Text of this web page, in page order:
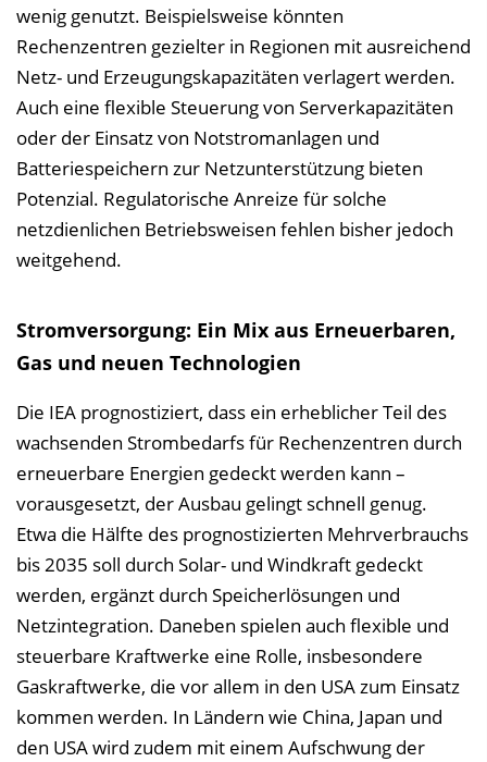
wenig genutzt. Beispielsweise könnten
Rechenzentren gezielter in Regionen mit ausreichend
Netz- und Erzeugungskapazitäten verlagert werden.
Auch eine flexible Steuerung von Serverkapazitäten
oder der Einsatz von Notstromanlagen und
Batteriespeichern zur Netzunterstützung bieten
Potenzial. Regulatorische Anreize für solche
netzdienlichen Betriebsweisen fehlen bisher jedoch
weitgehend.
Stromversorgung: Ein Mix aus Erneuerbaren,
Gas und neuen Technologien
Die IEA prognostiziert, dass ein erheblicher Teil des
wachsenden Strombedarfs für Rechenzentren durch
erneuerbare Energien gedeckt werden kann –
vorausgesetzt, der Ausbau gelingt schnell genug.
Etwa die Hälfte des prognostizierten Mehrverbrauchs
bis 2035 soll durch Solar- und Windkraft gedeckt
werden, ergänzt durch Speicherlösungen und
Netzintegration. Daneben spielen auch flexible und
steuerbare Kraftwerke eine Rolle, insbesondere
Gaskraftwerke, die vor allem in den USA zum Einsatz
kommen werden. In Ländern wie China, Japan und
den USA wird zudem mit einem Aufschwung der